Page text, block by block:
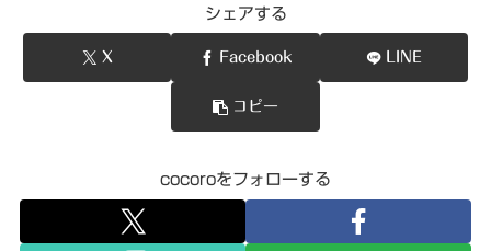
シェアする
X Facebook LINE
コピー
cocoroをフォローする